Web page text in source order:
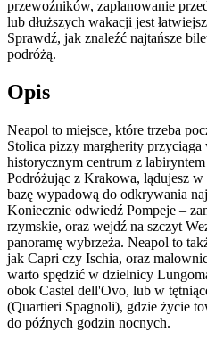
przewoźników, zaplanowanie
lub dłuższych wakacji jest
Sprawdź, jak znaleźć najtańsze
podróżą.
Opis
Neapol to miejsce, które trzeba
Stolica pizzy margherity
historycznym centrum z
Podróżując z Krakowa, lądujesz
bazę wypadową do odkrywania
Koniecznie odwiedź Pompeje –
rzymskie, oraz wejdź na szczyt
panoramę wybrzeża. Neapol to
jak Capri czy Ischia, oraz
warto spędzić w dzielnicy
obok Castel dell'Ovo, lub w
(Quartieri Spagnoli), gdzie życie
do późnych godzin nocnych.